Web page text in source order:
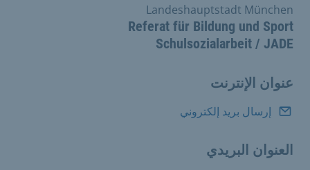
Referat für Bildung und Sport
Schulsozialarbeit / JADE
Landeshauptstadt München
عنوان الإنترنت
إرسال بريد إلكتروني
العنوان البريدي